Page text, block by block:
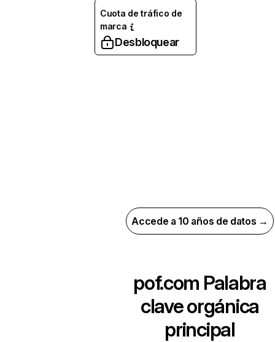
Cuota de tráfico de
marca
Desbloquear
Accede a 10 años de datos →
pof.com Palabra
clave orgánica
principal